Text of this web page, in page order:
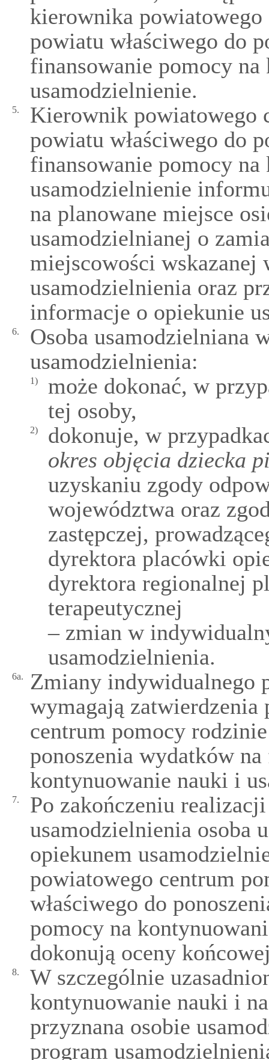
kierownika
powiatu właściwego do
finansowanie pomocy
usamodzielnienie.
5.
Kierownik powiatowego
powiatu właściwego do
finansowanie pomocy
usamodzielnienie
na planowane miejsce
usamodzielnianej o
miejscowości
usamodzielnienia oraz
informacje o opiekunie
6.
Osoba usamodzielniana
usamodzielnienia:
1)
może dokonać, w
tej osoby,
2)
dokonuje, w
okres objęcia dziecka
uzyskaniu zgody
województwa oraz
zastępczej,
dyrektora placówki
dyrektora regionalnej
terapeutycznej
– zmian w
usamodzielnienia.
6a.
Zmiany indywidualnego
wymagają
centrum pomocy
ponoszenia wydatków
kontynuowanie nauki i
7.
Po zakończeniu
usamodzielnienia osoba
opiekunem
powiatowego centrum
właściwego do
pomocy na
dokonują oceny
8.
W szczególnie
kontynuowanie nauki i
przyznana osobie
program